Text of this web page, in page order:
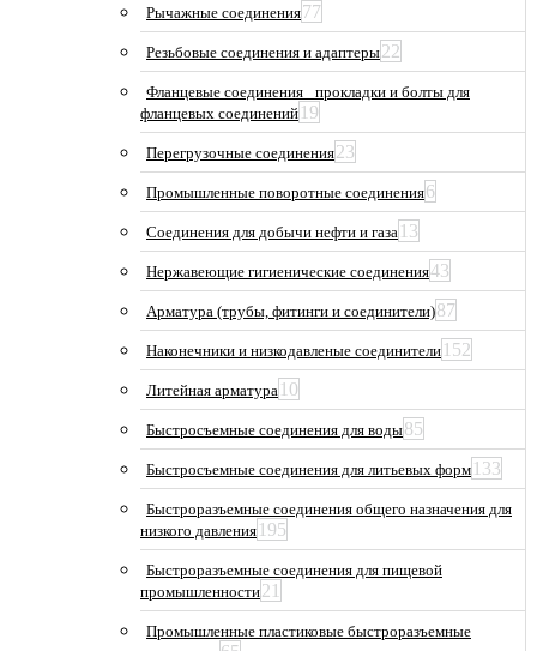
Рычажные соединения77
Резьбовые соединения и адаптеры22
Фланцевые соединения_ прокладки и болты для
фланцевых соединений 19
Перегрузочные соединения23
Промышленные поворотные соединения6
Соединения для добычи нефти и газа 13
Нержавеющие гигиенические соединения43
Арматура (трубы, фитинги и соединители)87
Наконечники и низкодавленые соединители 152
Литейная арматура 10
Быстросъемные соединения для воды85
Быстросъемные соединения для литьевых форм 133
Быстроразъемные соединения общего назначения для
низкого давления 195
Быстроразъемные соединения для пищевой
промышленности21
Промышленные пластиковые быстроразъемные